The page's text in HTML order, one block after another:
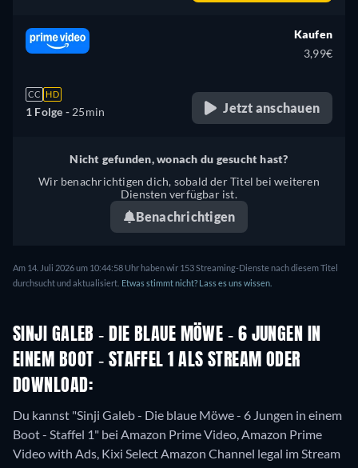
CC HD
1 Folge - 25min
Kaufen
3,99€
Jetzt anschauen
Nicht gefunden, wonach du gesucht hast?
Wir benachrichtigen dich, sobald der Titel bei weiteren
Diensten verfügbar ist.
Benachrichtigen
Am 14. Juli 2026 um 10:44:58 Uhr haben wir 153 Streaming-Dienste nach diesem Titel
durchsucht und aktualisiert. Etwas stimmt nicht? Lass es uns wissen.
SINJI GALEB - DIE BLAUE MÖWE - 6 JUNGEN IN
EINEM BOOT - STAFFEL 1 ALS STREAM ODER
DOWNLOAD:
Du kannst "Sinji Galeb - Die blaue Möwe - 6 Jungen in einem
Boot - Staffel 1" bei Amazon Prime Video, Amazon Prime
Video with Ads, Kixi Select Amazon Channel legal im Stream